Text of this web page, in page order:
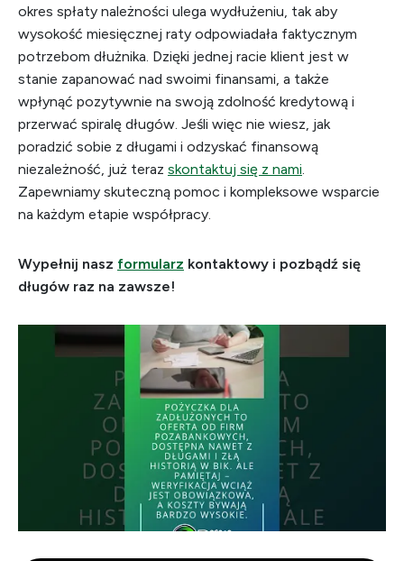
okres spłaty należności ulega wydłużeniu, tak aby
wysokość miesięcznej raty odpowiadała faktycznym
potrzebom dłużnika. Dzięki jednej racie klient jest w
stanie zapanować nad swoimi finansami, a także
wpłynąć pozytywnie na swoją zdolność kredytową i
przerwać spiralę długów. Jeśli więc nie wiesz, jak
poradzić sobie z długami i odzyskać finansową
niezależność, już teraz skontaktuj się z nami.
Zapewniamy skuteczną pomoc i kompleksowe wsparcie
na każdym etapie współpracy.
Wypełnij nasz formularz kontaktowy i pozbądź się
długów raz na zawsze!